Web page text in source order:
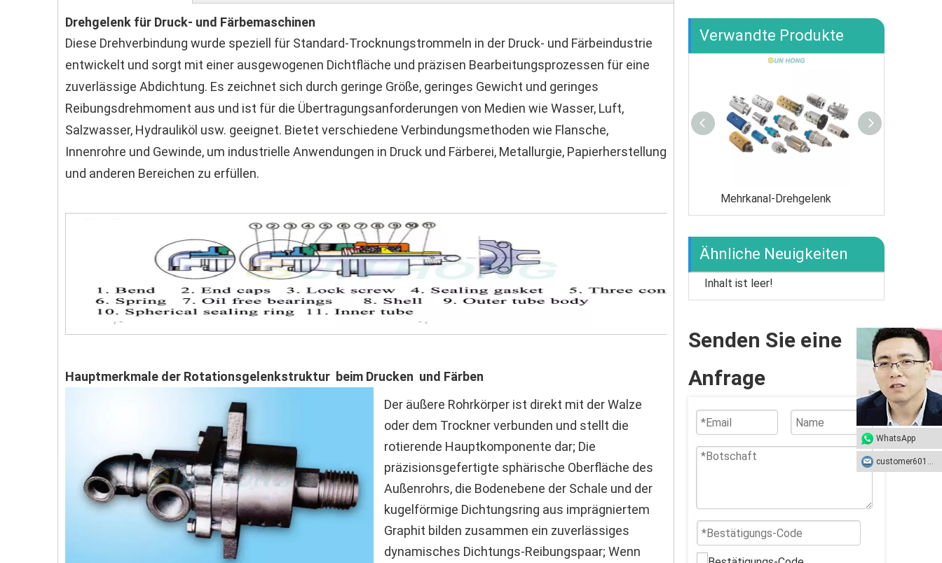
Drehgelenk für Druck- und Färbemaschinen
Diese Drehverbindung wurde speziell für Standard-Trocknungstrommeln in der Druck- und Färbeindustrie
entwickelt und sorgt mit einer ausgewogenen Dichtfläche und präzisen Bearbeitungsprozessen für eine
zuverlässige Abdichtung. Es zeichnet sich durch geringe Größe, geringes Gewicht und geringes
Reibungsdrehmoment aus und ist für die Übertragungsanforderungen von Medien wie Wasser, Luft,
Salzwasser, Hydrauliköl usw. geeignet. Bietet verschiedene Verbindungsmethoden wie Flansche,
Innenrohre und Gewinde, um industrielle Anwendungen in Druck und Färberei, Metallurgie, Papierherstellung
und anderen Bereichen zu erfüllen.
Hauptmerkmale der Rotationsgelenkstruktur beim Drucken und Färben
Der äußere Rohrkörper ist direkt mit der Walze
oder dem Trockner verbunden und stellt die
rotierende Hauptkomponente dar; Die
präzisionsgefertigte sphärische Oberfläche des
Außenrohrs, die Bodenebene der Schale und der
kugelförmige Dichtungsring aus imprägniertem
Graphit bilden zusammen ein zuverlässiges
dynamisches Dichtungs-Reibungspaar; Wenn
Verwandte Produkte
Mehrkanal-Drehgelenk
Ähnliche Neuigkeiten
Inhalt ist leer!
Senden Sie eine
Anfrage
WhatsApp